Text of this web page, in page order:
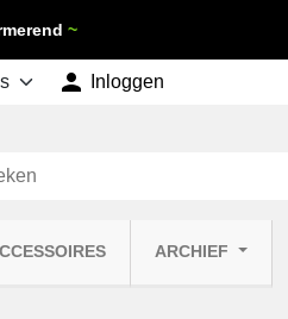
~
 Inloggen
ARCHIEF